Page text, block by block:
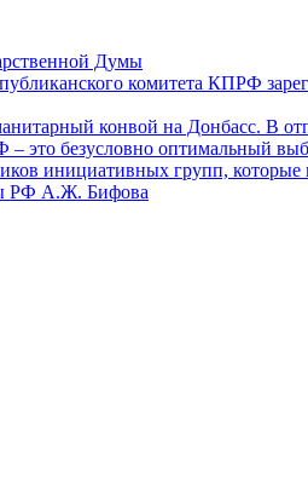
Думы
комитета КПРФ
конвой на Донбасс. В
это безусловно оптимальный
инициативных групп,
РФ А.Ж. Бифова